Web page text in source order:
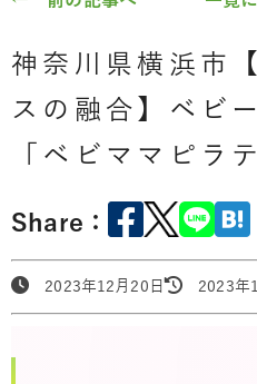
神奈川県横浜市
スの融合】ベビ
「ベビママピラ
Share：
2023年12月20日 2023年